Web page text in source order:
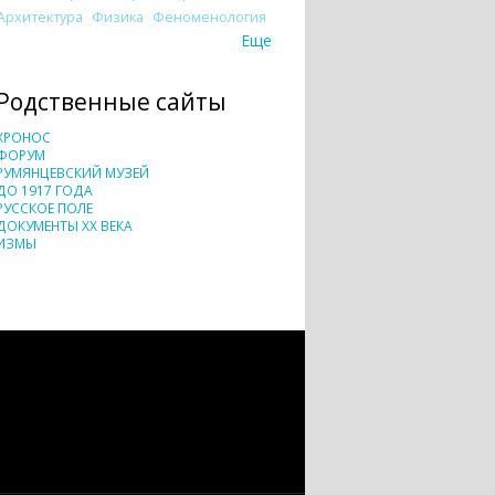
Физика Феноменология
Еще
сайты
МУЗЕЙ
1917 ГОДА
ПОЛЕ
XX ВЕКА